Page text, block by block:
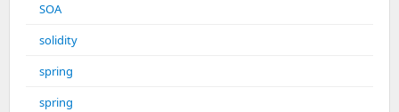
SOA
solidity
spring
spring